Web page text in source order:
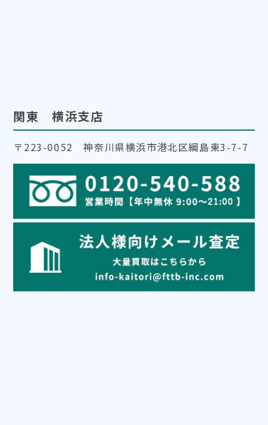
関東 横浜支店
〒223-0052 神奈川県横浜市港北区綱島東3-7-7